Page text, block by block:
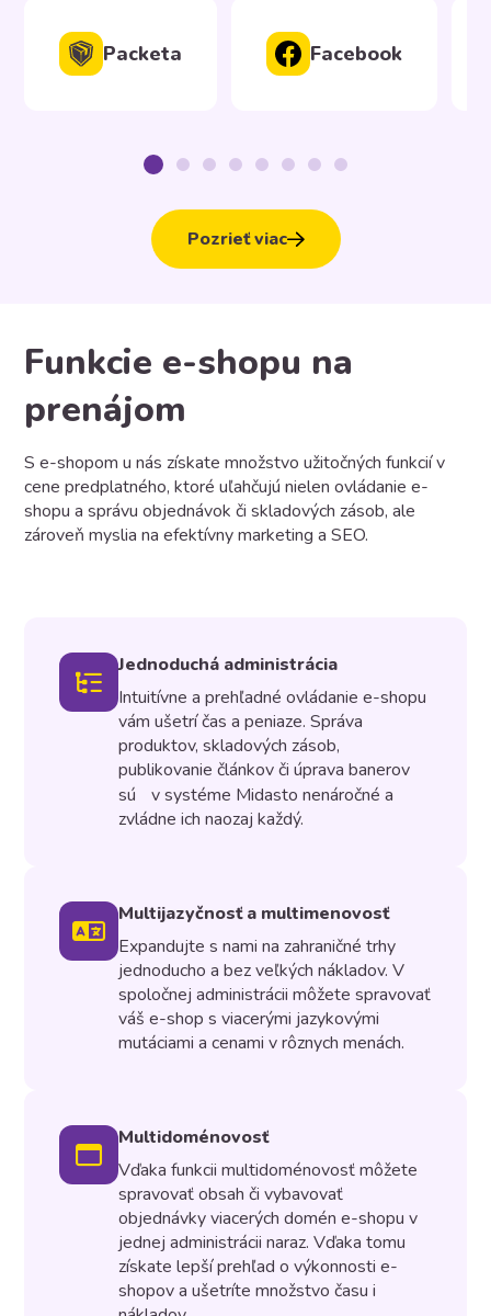
Packeta Facebook
Pozrieť viac
Funkcie e-shopu na
prenájom
S e-shopom u nás získate množstvo užitočných funkcií v
cene predplatného, ktoré uľahčujú nielen ovládanie e-
shopu a správu objednávok či skladových zásob, ale
zároveň myslia na efektívny marketing a SEO.
Jednoduchá administrácia
Intuitívne a prehľadné ovládanie e-shopu
vám ušetrí čas a peniaze. Správa
produktov, skladových zásob,
publikovanie článkov či úprava banerov
sú v systéme Midasto nenáročné a
zvládne ich naozaj každý.
Multijazyčnosť a multimenovosť
Expandujte s nami na zahraničné trhy
jednoducho a bez veľkých nákladov. V
spoločnej administrácii môžete spravovať
váš e-shop s viacerými jazykovými
mutáciami a cenami v rôznych menách.
Multidoménovosť
Vďaka funkcii multidoménovosť môžete
spravovať obsah či vybavovať
objednávky viacerých domén e-shopu v
jednej administrácii naraz. Vďaka tomu
získate lepší prehľad o výkonnosti e-
shopov a ušetríte množstvo času i